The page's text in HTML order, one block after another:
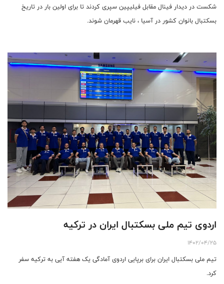
شکست در دیدار فینال مقابل فیلیپین سپری کردند تا برای اولین بار در تاریخ
بسکتبال بانوان کشور در آسیا ، نایب قهرمان شوند.
اردوی تیم ملی بسکتبال ایران در ترکیه
1402/04/25
تیم ملی بسکتبال ایران برای برپایی اردوی آمادگی یک هفته آیی به ترکیه سفر
کرد.